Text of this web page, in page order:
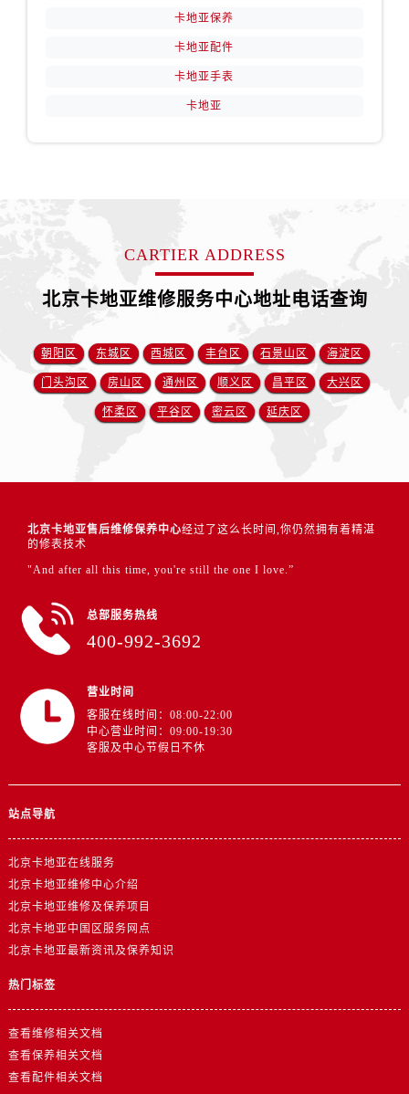
卡地亚保养
卡地亚配件
卡地亚手表
卡地亚
CARTIER ADDRESS
北京卡地亚维修服务中心地址电话查询
朝阳区 东城区 西城区 丰台区 石景山区 海淀区
门头沟区 房山区 通州区 顺义区 昌平区 大兴区
怀柔区 平谷区 密云区 延庆区
北京卡地亚售后维修保养中心经过了这么长时间,你仍然拥有着精湛
的修表技术
"And after all this time, you're still the one I love.”
总部服务热线
400-992-3692
营业时间
客服在线时间：08:00-22:00
中心营业时间：09:00-19:30
客服及中心节假日不休
站点导航
北京卡地亚在线服务
北京卡地亚维修中心介绍
北京卡地亚维修及保养项目
北京卡地亚中国区服务网点
北京卡地亚最新资讯及保养知识
热门标签
查看维修相关文档
查看保养相关文档
查看配件相关文档